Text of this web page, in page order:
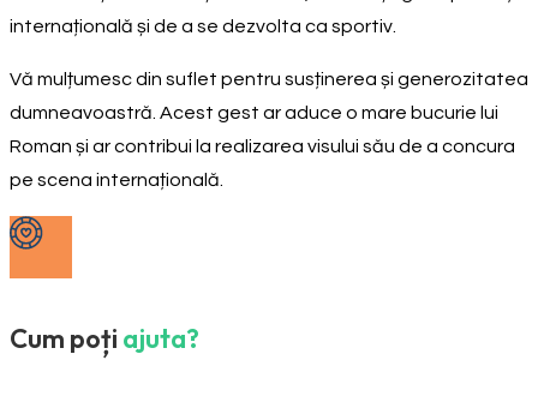
internațională și de a se dezvolta ca sportiv.
Vă mulțumesc din suflet pentru susținerea și generozitatea
dumneavoastră. Acest gest ar aduce o mare bucurie lui
Roman și ar contribui la realizarea visului său de a concura
pe scena internațională.
Cum poți ajuta?